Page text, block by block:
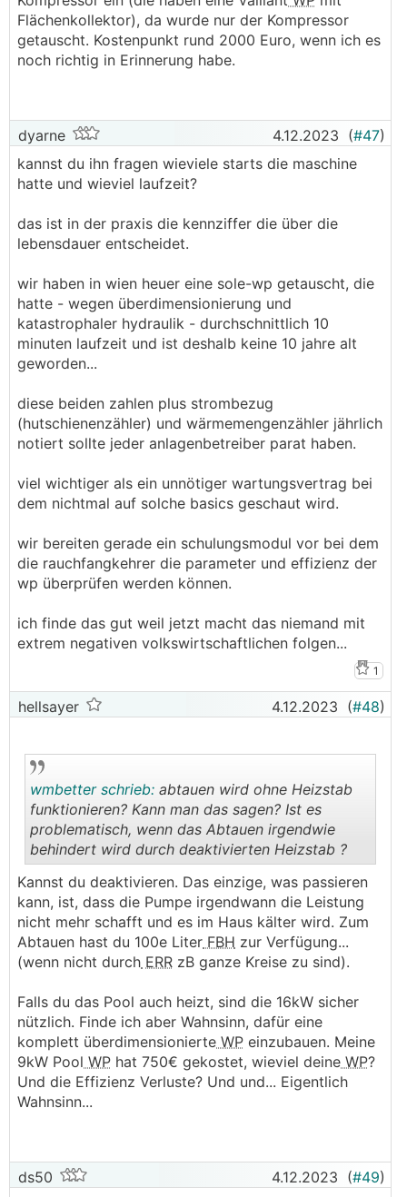
Flächenkollektor), da wurde nur der Kompressor
getauscht. Kostenpunkt rund 2000 Euro, wenn ich es
noch richtig in Erinnerung habe.
dyarne 4.12.2023 (#47)
kannst du ihn fragen wieviele starts die maschine
hatte und wieviel laufzeit?
das ist in der praxis die kennziffer die über die
lebensdauer entscheidet.
wir haben in wien heuer eine sole-wp getauscht, die
hatte - wegen überdimensionierung und
katastrophaler hydraulik - durchschnittlich 10
minuten laufzeit und ist deshalb keine 10 jahre alt
geworden...
diese beiden zahlen plus strombezug
(hutschienenzähler) und wärmemengenzähler jährlich
notiert sollte jeder anlagenbetreiber parat haben.
viel wichtiger als ein unnötiger wartungsvertrag bei
dem nichtmal auf solche basics geschaut wird.
wir bereiten gerade ein schulungsmodul vor bei dem
die rauchfangkehrer die parameter und effizienz der
wp überprüfen werden können.
ich finde das gut weil jetzt macht das niemand mit
extrem negativen volkswirtschaftlichen folgen...
1
hellsayer 4.12.2023 (#48)
..
wmbetter schrieb: abtauen wird ohne Heizstab
funktionieren? Kann man das sagen? Ist es
problematisch, wenn das Abtauen irgendwie
behindert wird durch deaktivierten Heizstab ?
Kannst du deaktivieren. Das einzige, was passieren
kann, ist, dass die Pumpe irgendwann die Leistung
nicht mehr schafft und es im Haus kälter wird. Zum
Abtauen hast du 100e Liter FBH zur Verfügung...
(wenn nicht durch ERR zB ganze Kreise zu sind).
Falls du das Pool auch heizt, sind die 16kW sicher
nützlich. Finde ich aber Wahnsinn, dafür eine
komplett überdimensionierte WP einzubauen. Meine
9kW Pool WP hat 750€ gekostet, wieviel deine WP?
Und die Effizienz Verluste? Und und... Eigentlich
Wahnsinn...
ds50 4.12.2023 (#49)